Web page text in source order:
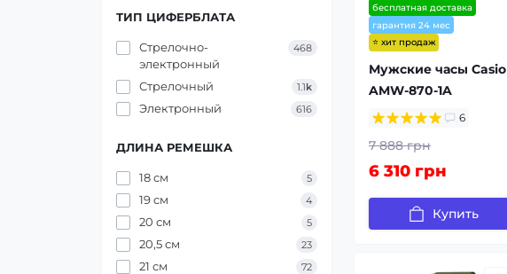
ТИП ЦИФЕРБЛАТА
Стрелочно-
электронный
468
Стрелочный 1.1k
Электронный 616
ДЛИНА РЕМЕШКА
18 см 5
19 см 4
20 см 5
20,5 см 23
21 см 72
бесплатная доставка
гарантия 24 мес
⭐ хит продаж
Мужские часы Casio
AMW-870-1A
6
7 888 грн
6 310 грн
Купить